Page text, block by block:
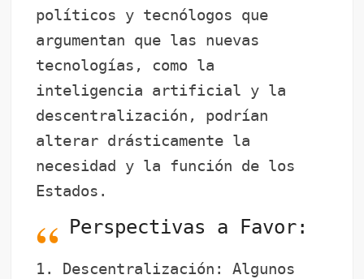
políticos y tecnólogos que
argumentan que las nuevas
tecnologías, como la
inteligencia artificial y la
descentralización, podrían
alterar drásticamente la
necesidad y la función de los
Estados.
Perspectivas a Favor:
1. Descentralización: Algunos